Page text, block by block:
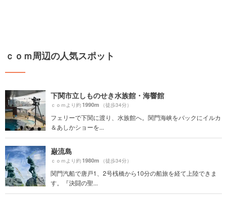
ｃｏｍ周辺の人気スポット
下関市立しものせき水族館・海響館
ｃｏｍより約1990m （徒歩34分）
フェリーで下関に渡り、水族館へ。関門海峡をバックにイルカ
＆あしかショーを...
巌流島
ｃｏｍより約1980m （徒歩34分）
関門汽船で唐戸1、2号桟橋から10分の船旅を経て上陸できま
す。『決闘の聖...